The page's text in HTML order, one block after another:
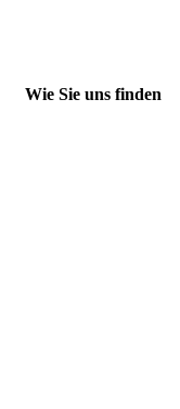
Wie Sie uns finden